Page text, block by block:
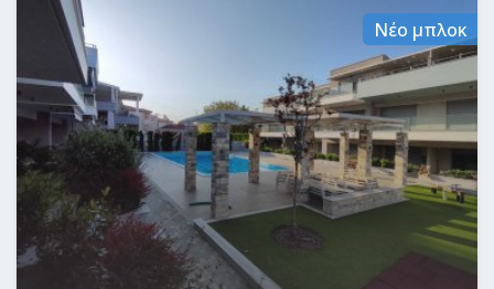
Νέο μπλοκ